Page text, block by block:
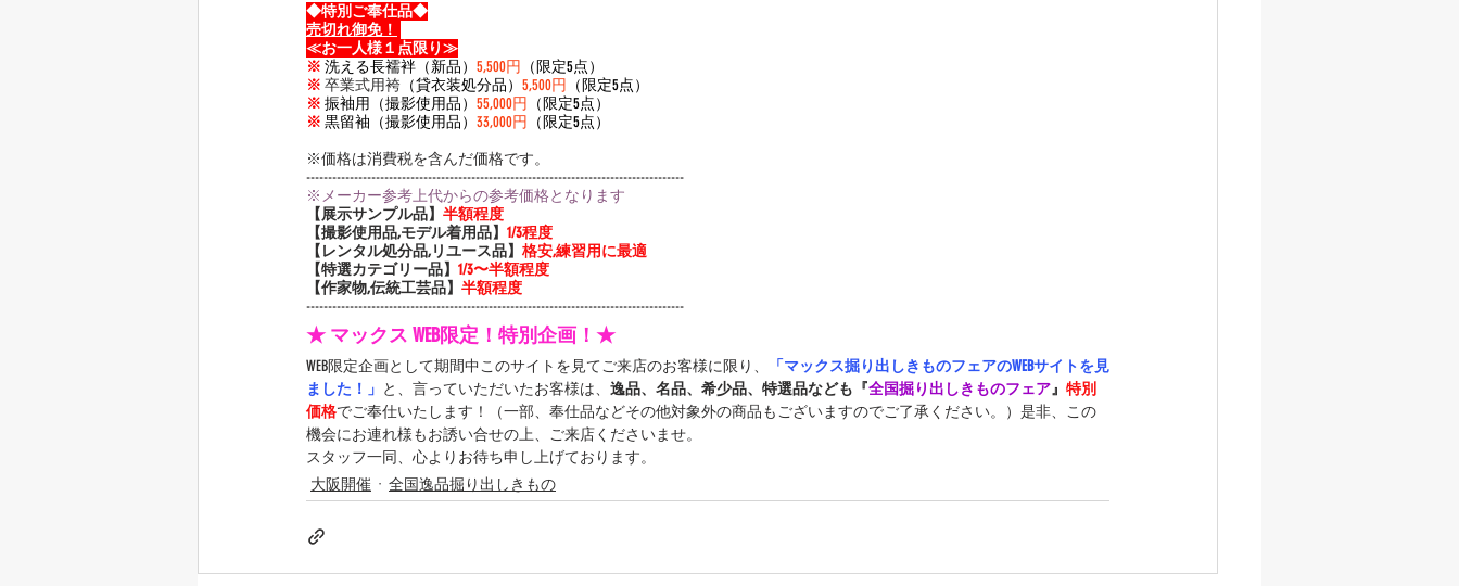
◆特別ご奉仕品◆
売切れ御免！
≪お一人様１点限り≫
※ 洗える長襦袢（新品） 5,500円
（限定5点）
※ 卒業式用袴 （貸衣装処分品） 5,500円
（限定5点）
※ 振袖用（撮影使用品） 55,000円
（限定5点）
※ 黒留袖（撮影使用品） 33,000円
（限定5点）
※価格は消費税を含んだ価格です。
---------------------------------------------------------------------------------------
※メーカー参考上代からの参考価格となります
【展示サンプル品】 半額程度
【撮影使用品,モデル着用品】 1/3程度
【レンタル処分品,リユース品】 格安,練習用に最適
【特選カテゴリー品】 1/3〜半額程度
【作家物,伝統工芸品】 半額程度
---------------------------------------------------------------------------------------
★ マックス WEB限定！特別企画！★
WEB限定企画として期間中このサイトを見てご来店のお客様に限り、
「マックス掘り出しきものフェアのWEBサイトを見
ました！」 と、言っていただいたお客様は、 逸品、名品、希少品、特選品なども『全国掘り出しきものフェア』 特別
価格でご奉仕いたします！（一部、奉仕品などその他対象外の商品もございますのでご了承ください。）是非、この
機会にお連れ様もお誘い合せの上、ご来店くださいませ。
スタッフ一同、心よりお待ち申し上げております。
大阪開催 全国逸品掘り出しきもの